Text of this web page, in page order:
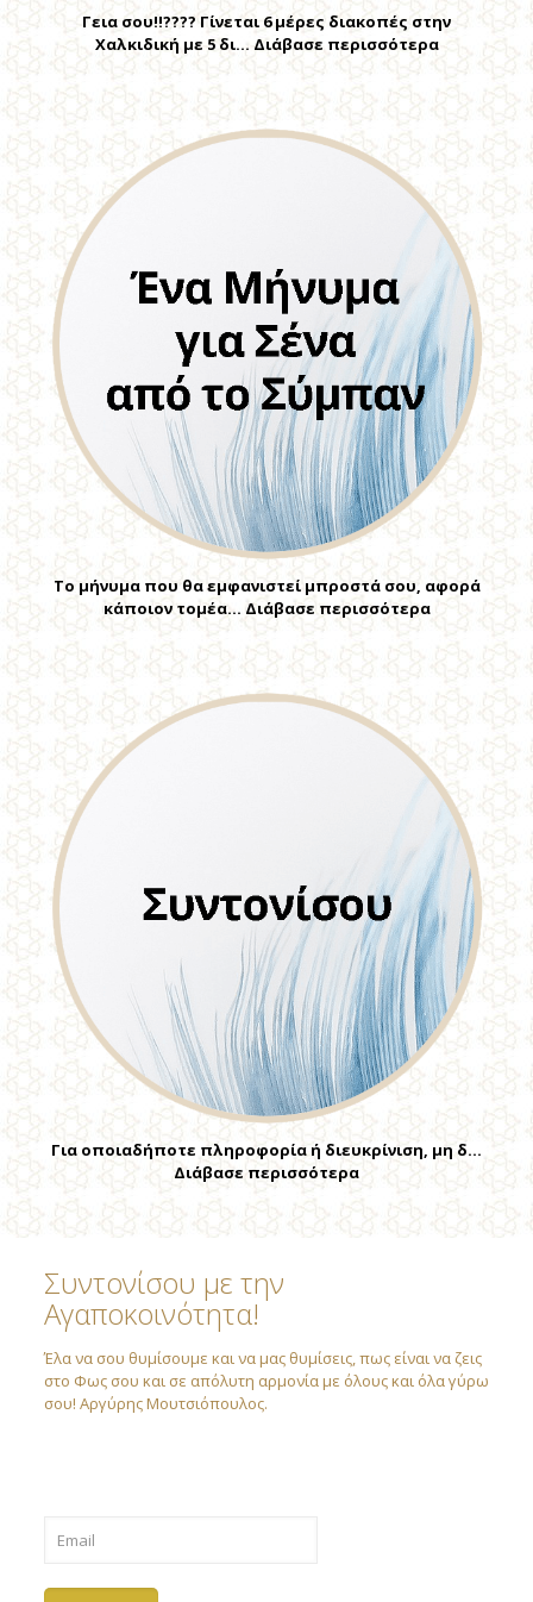
Γεια σου!!???? Γίνεται 6 μέρες διακοπές στην
Χαλκιδική με 5 δι… Διάβασε περισσότερα
Το μήνυμα που θα εμφανιστεί μπροστά σου, αφορά
κάποιον τομέα… Διάβασε περισσότερα
Για οποιαδήποτε πληροφορία ή διευκρίνιση, μη δ…
Διάβασε περισσότερα
Συντονίσου με την
Αγαποκοινότητα!
Έλα να σου θυμίσουμε και να μας θυμίσεις, πως είναι να ζεις
στο Φως σου και σε απόλυτη αρμονία με όλους και όλα γύρω
σου! Αργύρης Μουτσιόπουλος.